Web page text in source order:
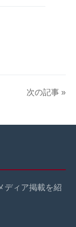
次の記事 »
ディア掲載を紹